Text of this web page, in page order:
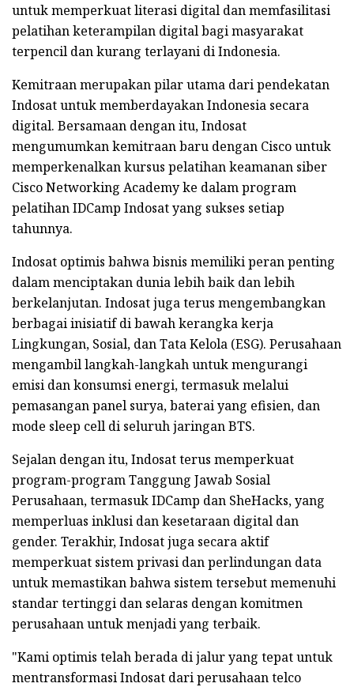
untuk memperkuat literasi digital dan memfasilitasi
pelatihan keterampilan digital bagi masyarakat
terpencil dan kurang terlayani di Indonesia.
Kemitraan merupakan pilar utama dari pendekatan
Indosat untuk memberdayakan Indonesia secara
digital. Bersamaan dengan itu, Indosat
mengumumkan kemitraan baru dengan Cisco untuk
memperkenalkan kursus pelatihan keamanan siber
Cisco Networking Academy ke dalam program
pelatihan IDCamp Indosat yang sukses setiap
tahunnya.
Indosat optimis bahwa bisnis memiliki peran penting
dalam menciptakan dunia lebih baik dan lebih
berkelanjutan. Indosat juga terus mengembangkan
berbagai inisiatif di bawah kerangka kerja
Lingkungan, Sosial, dan Tata Kelola (ESG). Perusahaan
mengambil langkah-langkah untuk mengurangi
emisi dan konsumsi energi, termasuk melalui
pemasangan panel surya, baterai yang efisien, dan
mode sleep cell di seluruh jaringan BTS.
Sejalan dengan itu, Indosat terus memperkuat
program-program Tanggung Jawab Sosial
Perusahaan, termasuk IDCamp dan SheHacks, yang
memperluas inklusi dan kesetaraan digital dan
gender. Terakhir, Indosat juga secara aktif
memperkuat sistem privasi dan perlindungan data
untuk memastikan bahwa sistem tersebut memenuhi
standar tertinggi dan selaras dengan komitmen
perusahaan untuk menjadi yang terbaik.
"Kami optimis telah berada di jalur yang tepat untuk
mentransformasi Indosat dari perusahaan telco